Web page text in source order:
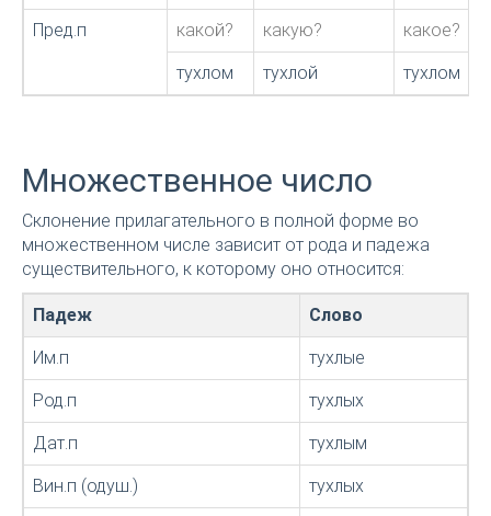
Пред.п какой? какую? какое?
тухлом тухлой тухлом
Множественное число
Склонение прилагательного в полной форме во
множественном числе зависит от рода и падежа
существительного, к которому оно относится:
Падеж Слово
Им.п тухлые
Род.п тухлых
Дат.п тухлым
Вин.п (одуш.) тухлых